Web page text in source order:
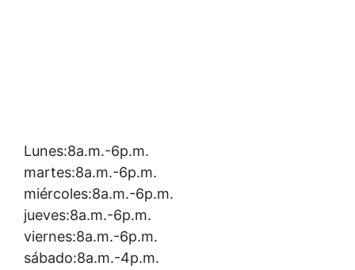
Lunes:8a.m.-6p.m.
martes:8a.m.-6p.m.
miércoles:8a.m.-6p.m.
jueves:8a.m.-6p.m.
viernes:8a.m.-6p.m.
sábado:8a.m.-4p.m.